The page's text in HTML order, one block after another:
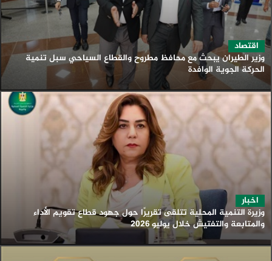
اقتصاد
وزير الطيران يبحث مع محافظ مطروح والقطاع السياحي سبل تنمية
الحركة الجوية الوافدة
اخبار
وزيرة التنمية المحلية تتلقى تقريرًا حول جهود قطاع تقويم الأداء
والمتابعة والتفتيش خلال يوليو 2026